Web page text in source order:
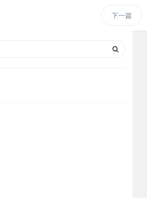
下一篇